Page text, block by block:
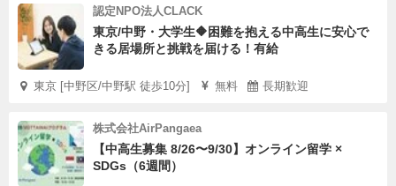
認定NPO法人CLACK
東京/中野・大学生🔶困難を抱える中高生に安心で
きる居場所と挑戦を届ける！有給
東京 [中野区/中野駅 徒歩10分] 無料 長期歓迎
株式会社AirPangaea
【中高生募集 8/26〜9/30】オンライン留学 ×
SDGs（6週間）